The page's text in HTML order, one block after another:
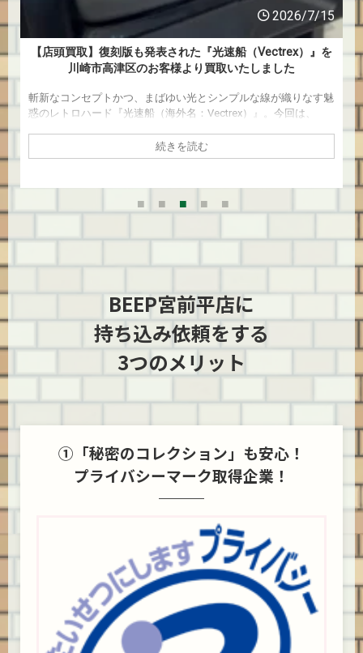
2026/7/8
【店頭買取】時代を変えたSANYOの名機『U4 W80』を横浜
市青葉区のお客様より買取いたしました
ゲームはもちろん、音楽、映画など、あらゆるエンターテインメ
ントが大躍進を遂げた1980年代。音楽を聴くための主要な手段
の時代に大きな進化を遂げました。 今回は、そんなラジカセの
歴史を語る上で欠かせない三洋電機（SANYO）の歴史的名機、
てお譲りいただきましたので、ご紹介いたします！ 巨大化・高
スペック化が進んだ70年代のラジカセ事情 ラジカセの歴史はか
続きを読む
BEEP宮前平店に
持ち込み依頼をする
3つのメリット
①「秘密のコレクション」も安心！
プライバシーマーク取得企業！